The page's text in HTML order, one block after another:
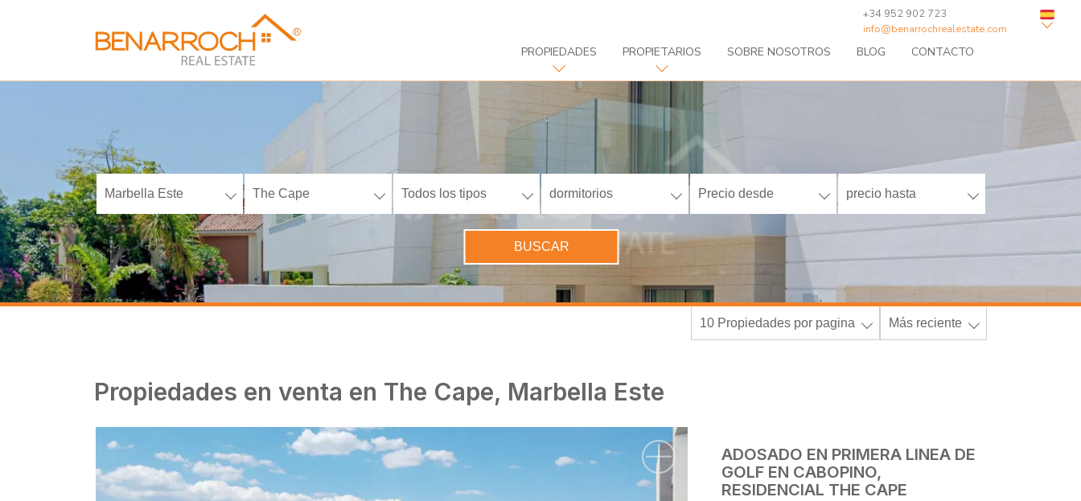
PROPIEDADES PROPIETARIOS SOBRE NOSOTROS BLOG CONTACTO
+34 952 902 723
info@benarrochrealestate.com
Marbella Este The Cape Todos los tipos dormitorios Precio desde precio hasta
BUSCAR
10 Propiedades por pagina Más reciente
Propiedades en venta en The Cape, Marbella Este
ADOSADO EN PRIMERA LINEA DE
GOLF EN CABOPINO,
RESIDENCIAL THE CAPE